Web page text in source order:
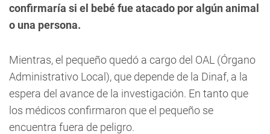
confirmaría si el bebé fue atacado por algún animal
o una persona.
Mientras, el pequeño quedó a cargo del OAL (Órgano
Administrativo Local), que depende de la Dinaf, a la
espera del avance de la investigación. En tanto que
los médicos confirmaron que el pequeño se
encuentra fuera de peligro.